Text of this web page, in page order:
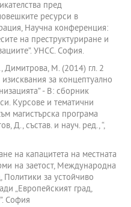
пред
ресурси в
Научна конференция:
на преструктуриране и
УНСС. София.
М. (2014) гл. 2
за концептуално
- В: сборник
Курсове и тематични
магистърска програма
Д., състав. и науч. ред., “,
на капацитета на местната
на заетост, Международна
за устойчиво
„Европейският град,
София